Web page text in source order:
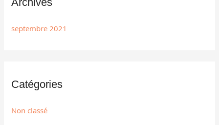
septembre 2021
Catégories
Non classé